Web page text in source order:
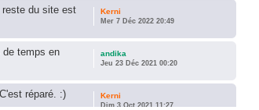
du site est
Kerni
Mer 7 Déc 2022 20:49
de temps en
andika
Jeu 23 Déc 2021 00:20
réparé. :) Kerni
Dim 3 Oct 2021 11:27